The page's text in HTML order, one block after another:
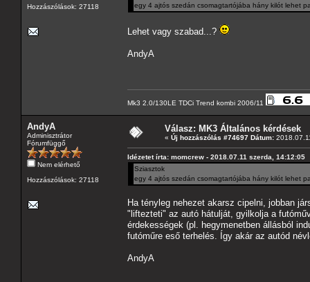
Hozzászólások: 27118
egy 4 ajtós szedán csomagtartójába hány kilót lehet
Lehet vagy szabad...?
AndyA
Mk3 2.0/130LE TDCi Trend kombi 2006/11
AndyA
Adminisztrátor
Fórumfüggő
Nem elérhető
Hozzászólások: 27118
Válasz: MK3 Általános kérdések
« Új hozzászólás #74697 Dátum:
Idézetet írta: momcrew - 2018.07.11 szerda, 14:12:05
Sziasztok
egy 4 ajtós szedán csomagtartójába hány kilót lehet
Ha tényleg nehezet akarsz cipelni, jobban
"liftezteti" az autó hátulját, gyilkolja a
érdekességek (pl. hegymenetben állásból
futóműre eső terhelés. Így akár az autód
AndyA